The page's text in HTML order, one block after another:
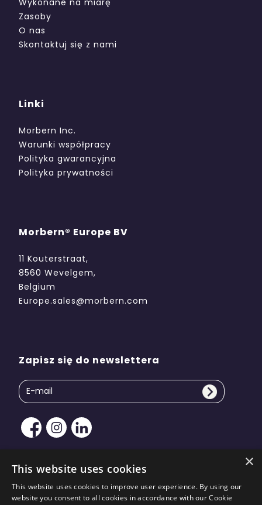
Wykonane na miarę
Zasoby
O nas
Skontaktuj się z nami
Linki
Morbern Inc.
Warunki współpracy
Polityka gwarancyjna
Polityka prywatności
Morbern® Europe BV
11 Kouterstraat,
8560 Wevelgem,
Belgium
Europe.sales@morbern.com
Zapisz się do newslettera
Prawo autorskie © 2026 Morbern Europe. Wszelkie
prawa zastrzeżone | Projekt strony autorstwa KiiRO
×
This website uses cookies
This website uses cookies to improve user experience. By using our
website you consent to all cookies in accordance with our Cookie